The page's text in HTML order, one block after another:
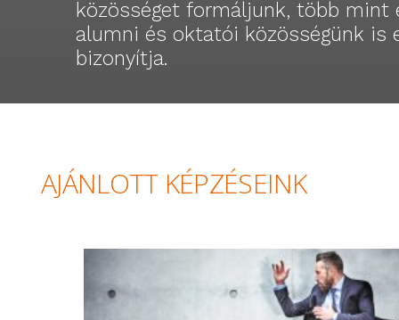
közösséget formáljunk, több mint
alumni és oktatói közösségünk is
bizonyítja.
AJÁNLOTT KÉPZÉSEINK